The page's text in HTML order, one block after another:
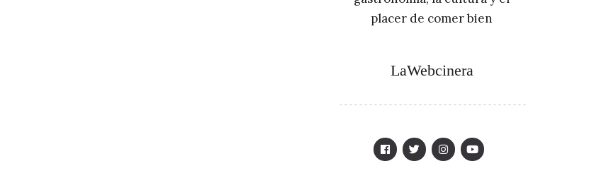
placer de comer bien
LaWebcinera